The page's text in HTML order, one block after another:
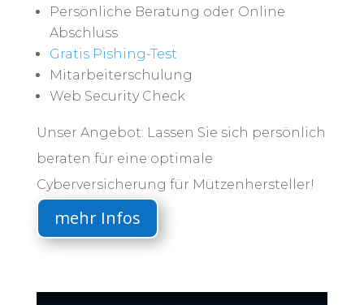
Persönliche Beratung oder Online
Abschluss
Gratis Pishing-Test
Mitarbeiterschulung
Web Security Check
Unser Angebot: Lassen Sie sich persönlich
beraten für eine optimale
Cyberversicherung für Mützenhersteller!
mehr Infos